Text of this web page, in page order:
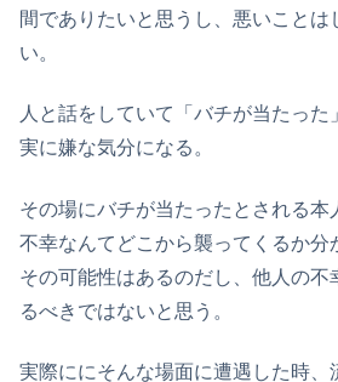
間でありたいと思うし、悪いことは
い。
人と話をしていて「バチが当たった
実に嫌な気分になる。
その場にバチが当たったとされる本
不幸なんてどこから襲ってくるか分
その可能性はあるのだし、他人の不
るべきではないと思う。
実際ににそんな場面に遭遇した時、